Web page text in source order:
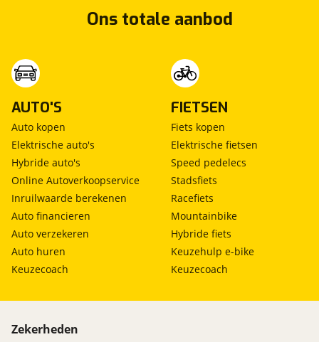
Ons totale aanbod
AUTO'S
Auto kopen
Elektrische auto's
Hybride auto's
Online Autoverkoopservice
Inruilwaarde berekenen
Auto financieren
Auto verzekeren
Auto huren
Keuzecoach
FIETSEN
Fiets kopen
Elektrische fietsen
Speed pedelecs
Stadsfiets
Racefiets
Mountainbike
Hybride fiets
Keuzehulp e-bike
Keuzecoach
Zekerheden